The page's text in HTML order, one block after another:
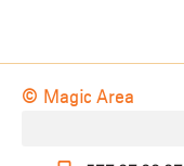
© Magic Area